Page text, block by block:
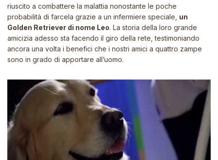
riuscito a combattere la malattia nonostante le poche
probabilità di farcela grazie a un infermiere speciale, un
Golden Retriever di nome Leo. La storia della loro grande
amicizia adesso sta facendo il giro della rete , testimoniando
ancora una volta i benefici che i nostri amici a quattro zampe
sono in grado di apportare all’uomo.